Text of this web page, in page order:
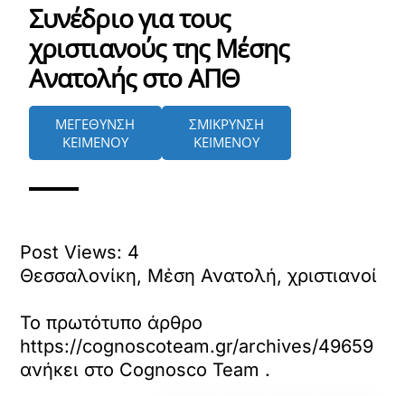
Συνέδριο για τους
χριστιανούς της Μέσης
Ανατολής στο ΑΠΘ
ΜΕΓΕΘΥΝΣΗ
ΚΕΙΜΕΝΟΥ
ΣΜΙΚΡΥΝΣΗ
ΚΕΙΜΕΝΟΥ
Post Views: 4
Θεσσαλονίκη, Μἐση Ανατολή, χριστιανοί
Το πρωτότυπο άρθρο
https://cognoscoteam.gr/archives/49659
ανήκει στο Cognosco Team .